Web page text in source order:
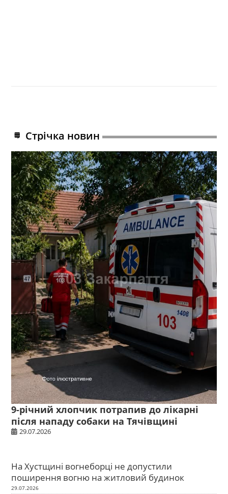
Стрічка новин
9-річний хлопчик потрапив до лікарні
після нападу собаки на Тячівщині
29.07.2026
На Хустщині вогнеборці не допустили
поширення вогню на житловий будинок
29.07.2026